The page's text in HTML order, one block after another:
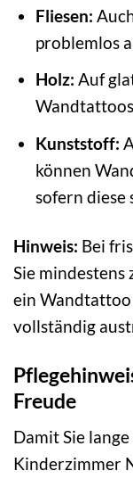
Fliesen:
problemlos
Holz: Auf
Kunststoff:
können
sofern diese
Hinweis: Bei
Sie
ein
vollständig
Freude
Damit Sie
Kinderzimmer